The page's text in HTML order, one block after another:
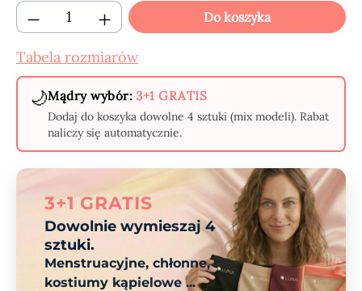
Ilość produktu: Wprowadź żądaną ilość
Do koszyka
Tabela rozmiarów
🌙Mądry wybór: 3+1 GRATIS
Dodaj do koszyka dowolne 4 sztuki (mix modeli). Rabat
naliczy się automatycznie.
3+1 GRATIS
Dowolnie wymieszaj 4
sztuki.
Menstruacyjne, chłonne,
kostiumy kąpielowe ...